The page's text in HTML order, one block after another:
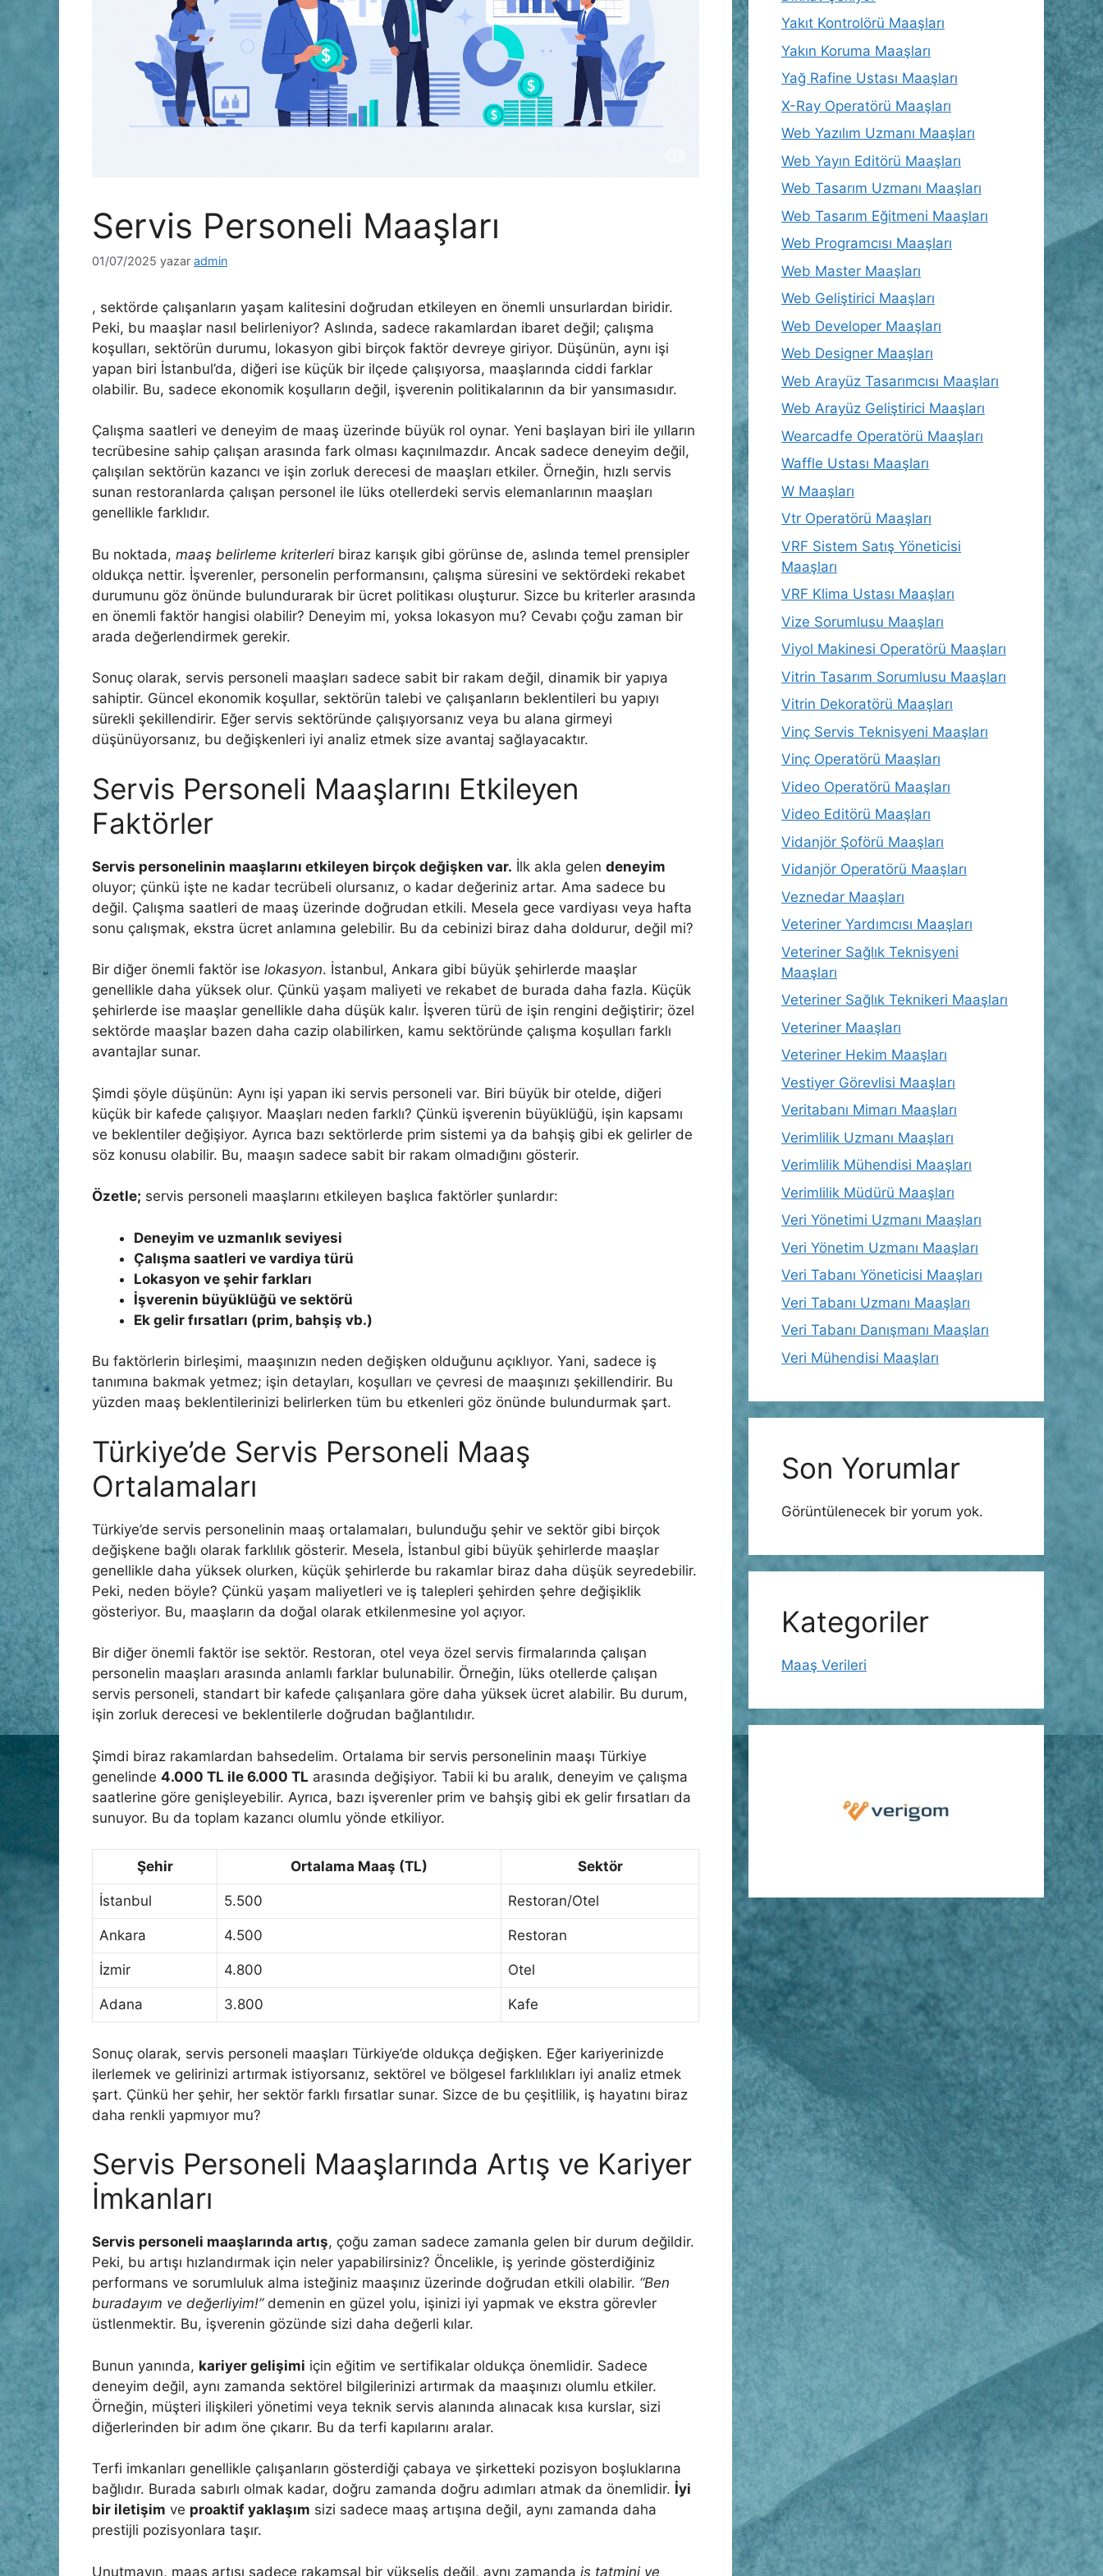
Servis Personeli Maaşları
01/07/2025 yazar admin
, sektörde çalışanların yaşam kalitesini doğrudan etkileyen en önemli unsurlardan biridir.
Peki, bu maaşlar nasıl belirleniyor? Aslında, sadece rakamlardan ibaret değil; çalışma
koşulları, sektörün durumu, lokasyon gibi birçok faktör devreye giriyor. Düşünün, aynı işi
yapan biri İstanbul’da, diğeri ise küçük bir ilçede çalışıyorsa, maaşlarında ciddi farklar
olabilir. Bu, sadece ekonomik koşulların değil, işverenin politikalarının da bir yansımasıdır.
Çalışma saatleri ve deneyim de maaş üzerinde büyük rol oynar. Yeni başlayan biri ile yılların
tecrübesine sahip çalışan arasında fark olması kaçınılmazdır. Ancak sadece deneyim değil,
çalışılan sektörün kazancı ve işin zorluk derecesi de maaşları etkiler. Örneğin, hızlı servis
sunan restoranlarda çalışan personel ile lüks otellerdeki servis elemanlarının maaşları
genellikle farklıdır.
Bu noktada, maaş belirleme kriterleri biraz karışık gibi görünse de, aslında temel prensipler
oldukça nettir. İşverenler, personelin performansını, çalışma süresini ve sektördeki rekabet
durumunu göz önünde bulundurarak bir ücret politikası oluşturur. Sizce bu kriterler arasında
en önemli faktör hangisi olabilir? Deneyim mi, yoksa lokasyon mu? Cevabı çoğu zaman bir
arada değerlendirmek gerekir.
Sonuç olarak, servis personeli maaşları sadece sabit bir rakam değil, dinamik bir yapıya
sahiptir. Güncel ekonomik koşullar, sektörün talebi ve çalışanların beklentileri bu yapıyı
sürekli şekillendirir. Eğer servis sektöründe çalışıyorsanız veya bu alana girmeyi
düşünüyorsanız, bu değişkenleri iyi analiz etmek size avantaj sağlayacaktır.
Servis Personeli Maaşlarını Etkileyen
Faktörler
Servis personelinin maaşlarını etkileyen birçok değişken var. İlk akla gelen deneyim
oluyor; çünkü işte ne kadar tecrübeli olursanız, o kadar değeriniz artar. Ama sadece bu
değil. Çalışma saatleri de maaş üzerinde doğrudan etkili. Mesela gece vardiyası veya hafta
sonu çalışmak, ekstra ücret anlamına gelebilir. Bu da cebinizi biraz daha doldurur, değil mi?
Bir diğer önemli faktör ise lokasyon. İstanbul, Ankara gibi büyük şehirlerde maaşlar
genellikle daha yüksek olur. Çünkü yaşam maliyeti ve rekabet de burada daha fazla. Küçük
şehirlerde ise maaşlar genellikle daha düşük kalır. İşveren türü de işin rengini değiştirir; özel
sektörde maaşlar bazen daha cazip olabilirken, kamu sektöründe çalışma koşulları farklı
avantajlar sunar.
Şimdi şöyle düşünün: Aynı işi yapan iki servis personeli var. Biri büyük bir otelde, diğeri
küçük bir kafede çalışıyor. Maaşları neden farklı? Çünkü işverenin büyüklüğü, işin kapsamı
ve beklentiler değişiyor. Ayrıca bazı sektörlerde prim sistemi ya da bahşiş gibi ek gelirler de
söz konusu olabilir. Bu, maaşın sadece sabit bir rakam olmadığını gösterir.
Özetle; servis personeli maaşlarını etkileyen başlıca faktörler şunlardır:
Deneyim ve uzmanlık seviyesi
Çalışma saatleri ve vardiya türü
Lokasyon ve şehir farkları
İşverenin büyüklüğü ve sektörü
Ek gelir fırsatları (prim, bahşiş vb.)
Bu faktörlerin birleşimi, maaşınızın neden değişken olduğunu açıklıyor. Yani, sadece iş
tanımına bakmak yetmez; işin detayları, koşulları ve çevresi de maaşınızı şekillendirir. Bu
yüzden maaş beklentilerinizi belirlerken tüm bu etkenleri göz önünde bulundurmak şart.
Türkiye’de Servis Personeli Maaş
Ortalamaları
Türkiye’de servis personelinin maaş ortalamaları, bulunduğu şehir ve sektör gibi birçok
değişkene bağlı olarak farklılık gösterir. Mesela, İstanbul gibi büyük şehirlerde maaşlar
genellikle daha yüksek olurken, küçük şehirlerde bu rakamlar biraz daha düşük seyredebilir.
Peki, neden böyle? Çünkü yaşam maliyetleri ve iş talepleri şehirden şehre değişiklik
gösteriyor. Bu, maaşların da doğal olarak etkilenmesine yol açıyor.
Bir diğer önemli faktör ise sektör. Restoran, otel veya özel servis firmalarında çalışan
personelin maaşları arasında anlamlı farklar bulunabilir. Örneğin, lüks otellerde çalışan
servis personeli, standart bir kafede çalışanlara göre daha yüksek ücret alabilir. Bu durum,
işin zorluk derecesi ve beklentilerle doğrudan bağlantılıdır.
Şimdi biraz rakamlardan bahsedelim. Ortalama bir servis personelinin maaşı Türkiye
genelinde 4.000 TL ile 6.000 TL arasında değişiyor. Tabii ki bu aralık, deneyim ve çalışma
saatlerine göre genişleyebilir. Ayrıca, bazı işverenler prim ve bahşiş gibi ek gelir fırsatları da
sunuyor. Bu da toplam kazancı olumlu yönde etkiliyor.
Şehir Ortalama Maaş (TL) Sektör
İstanbul 5.500 Restoran/Otel
Ankara 4.500 Restoran
İzmir 4.800 Otel
Adana 3.800 Kafe
Sonuç olarak, servis personeli maaşları Türkiye’de oldukça değişken. Eğer kariyerinizde
ilerlemek ve gelirinizi artırmak istiyorsanız, sektörel ve bölgesel farklılıkları iyi analiz etmek
şart. Çünkü her şehir, her sektör farklı fırsatlar sunar. Sizce de bu çeşitlilik, iş hayatını biraz
daha renkli yapmıyor mu?
Servis Personeli Maaşlarında Artış ve Kariyer
İmkanları
Servis personeli maaşlarında artış, çoğu zaman sadece zamanla gelen bir durum değildir.
Peki, bu artışı hızlandırmak için neler yapabilirsiniz? Öncelikle, iş yerinde gösterdiğiniz
performans ve sorumluluk alma isteğiniz maaşınız üzerinde doğrudan etkili olabilir. “Ben
buradayım ve değerliyim!”demenin en güzel yolu, işinizi iyi yapmak ve ekstra görevler
üstlenmektir. Bu, işverenin gözünde sizi daha değerli kılar.
Bunun yanında, kariyer gelişimi için eğitim ve sertifikalar oldukça önemlidir. Sadece
deneyim değil, aynı zamanda sektörel bilgilerinizi artırmak da maaşınızı olumlu etkiler.
Örneğin, müşteri ilişkileri yönetimi veya teknik servis alanında alınacak kısa kurslar, sizi
diğerlerinden bir adım öne çıkarır. Bu da terfi kapılarını aralar.
Terfi imkanları genellikle çalışanların gösterdiği çabaya ve şirketteki pozisyon boşluklarına
bağlıdır. Burada sabırlı olmak kadar, doğru zamanda doğru adımları atmak da önemlidir. İyi
bir iletişim ve proaktif yaklaşım sizi sadece maaş artışına değil, aynı zamanda daha
prestijli pozisyonlara taşır.
Unutmayın, maaş artışı sadece rakamsal bir yükseliş değil, aynı zamanda iş tatmini ve
Yakıt Kontrolörü Maaşları
Yakın Koruma Maaşları
Yağ Rafine Ustası Maaşları
X-Ray Operatörü Maaşları
Web Yazılım Uzmanı Maaşları
Web Yayın Editörü Maaşları
Web Tasarım Uzmanı Maaşları
Web Tasarım Eğitmeni Maaşları
Web Programcısı Maaşları
Web Master Maaşları
Web Geliştirici Maaşları
Web Developer Maaşları
Web Designer Maaşları
Web Arayüz Tasarımcısı Maaşları
Web Arayüz Geliştirici Maaşları
Wearcadfe Operatörü Maaşları
Waffle Ustası Maaşları
W Maaşları
Vtr Operatörü Maaşları
VRF Sistem Satış Yöneticisi
Maaşları
VRF Klima Ustası Maaşları
Vize Sorumlusu Maaşları
Viyol Makinesi Operatörü Maaşları
Vitrin Tasarım Sorumlusu Maaşları
Vitrin Dekoratörü Maaşları
Vinç Servis Teknisyeni Maaşları
Vinç Operatörü Maaşları
Video Operatörü Maaşları
Video Editörü Maaşları
Vidanjör Şoförü Maaşları
Vidanjör Operatörü Maaşları
Veznedar Maaşları
Veteriner Yardımcısı Maaşları
Veteriner Sağlık Teknisyeni
Maaşları
Veteriner Sağlık Teknikeri Maaşları
Veteriner Maaşları
Veteriner Hekim Maaşları
Vestiyer Görevlisi Maaşları
Veritabanı Mimarı Maaşları
Verimlilik Uzmanı Maaşları
Verimlilik Mühendisi Maaşları
Verimlilik Müdürü Maaşları
Veri Yönetimi Uzmanı Maaşları
Veri Yönetim Uzmanı Maaşları
Veri Tabanı Yöneticisi Maaşları
Veri Tabanı Uzmanı Maaşları
Veri Tabanı Danışmanı Maaşları
Veri Mühendisi Maaşları
Son Yorumlar
Görüntülenecek bir yorum yok.
Kategoriler
Maaş Verileri